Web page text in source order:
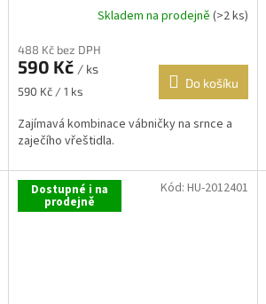
Skladem na prodejně (>2 ks)
488 Kč bez DPH
590 Kč / ks
Měrná
590 Kč / 1 ks
Do košíku
Zajímavá kombinace vábničky na srnce a
zaječího vřeštidla.
Dostupné i na
prodejně
Kód: HU-2012401